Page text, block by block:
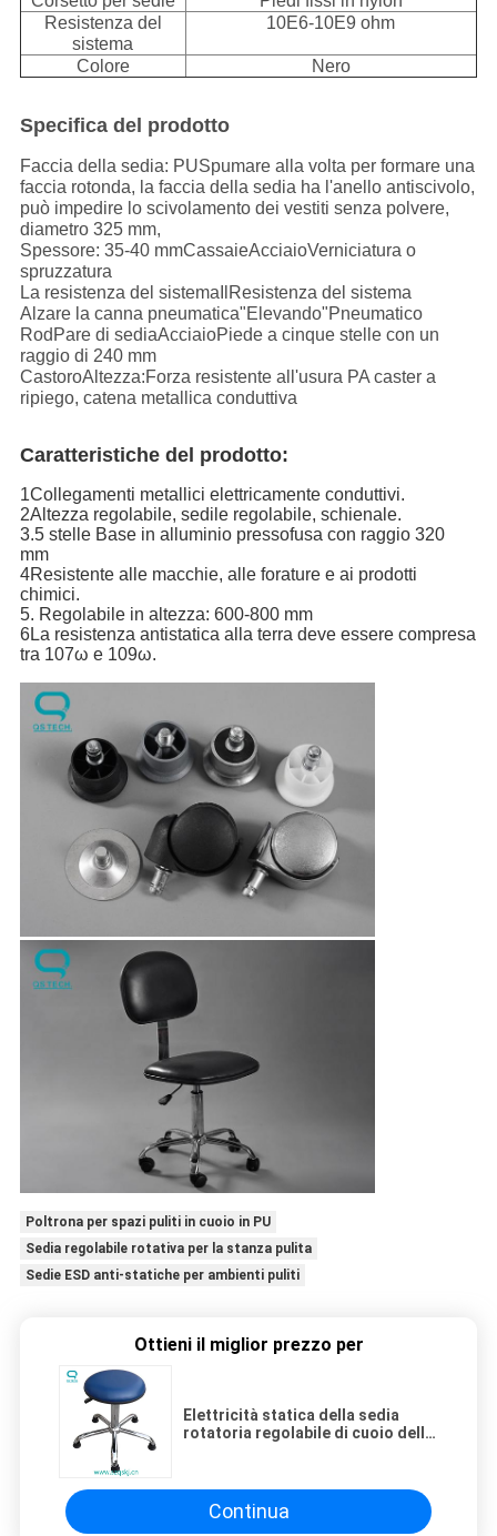
Resistenza del
sistema
10E6-10E9 ohm
Colore Nero
Specifica del prodotto
Faccia della sedia: PUSpumare alla volta per formare una
faccia rotonda, la faccia della sedia ha l'anello antiscivolo,
può impedire lo scivolamento dei vestiti senza polvere,
diametro 325 mm,
Spessore: 35-40 mmCassaieAcciaioVerniciatura o
spruzzatura
La resistenza del sistemaIl Resistenza del sistema
Alzare la canna pneumatica"Elevando"Pneumatico
RodPare di sediaAcciaioPiede a cinque stelle con un
raggio di 240 mm
CastoroAltezza:Forza resistente all'usura PA caster a
ripiego, catena metallica conduttiva
Caratteristiche del prodotto:
1Collegamenti metallici elettricamente conduttivi.
2Altezza regolabile, sedile regolabile, schienale.
3.5 stelle Base in alluminio pressofusa con raggio 320
mm
4Resistente alle macchie, alle forature e ai prodotti
chimici.
5. Regolabile in altezza: 600-800 mm
6La resistenza antistatica alla terra deve essere compresa
tra 107ω e 109ω.
Poltrona per spazi puliti in cuoio in PU
Sedia regolabile rotativa per la stanza pulita
Sedie ESD anti-statiche per ambienti puliti
Ottieni il miglior prezzo per
Elettricità statica della sedia
rotatoria regolabile di cuoio della
Continua